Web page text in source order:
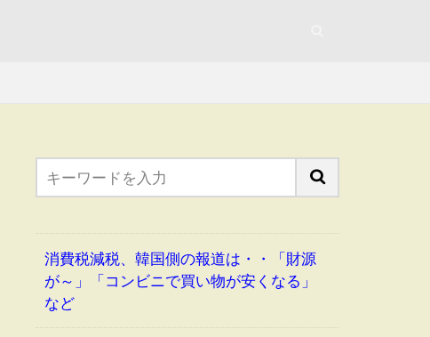
消費税減税、韓国側の報道は・・「財源
が～」「コンビニで買い物が安くなる」
など